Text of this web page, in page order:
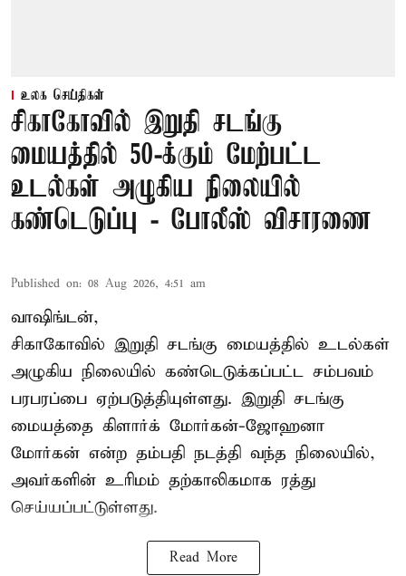
உலக செய்திகள்
சிகாகோவில் இறுதி சடங்கு
மையத்தில் 50-க்கும் மேற்பட்ட
உடல்கள் அழுகிய நிலையில்
கண்டெடுப்பு - போலீஸ் விசாரணை
Published on: 08 Aug 2026, 4:51 am
வாஷிங்டன்,
சிகாகோவில் இறுதி சடங்கு மையத்தில் உடல்கள்
அழுகிய நிலையில் கண்டெடுக்கப்பட்ட சம்பவம்
பரபரப்பை ஏற்படுத்தியுள்ளது. இறுதி சடங்கு
மையத்தை கிளார்க் மோர்கன்-ஜோஹனா
மோர்கன் என்ற தம்பதி நடத்தி வந்த நிலையில்,
அவர்களின் உரிமம் தற்காலிகமாக ரத்து
செய்யப்பட்டுள்ளது.
Read More